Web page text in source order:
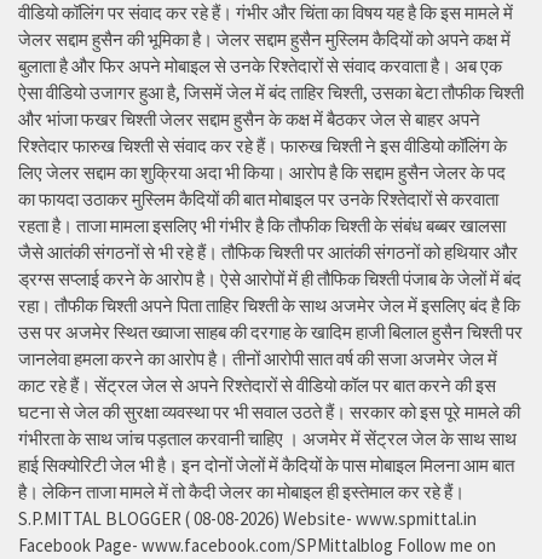
वीडियो कॉलिंग पर संवाद कर रहे हैं। गंभीर और चिंता का विषय यह है कि इस मामले में
जेलर सद्दाम हुसैन की भूमिका है। जेलर सद्दाम हुसैन मुस्लिम कैदियों को अपने कक्ष में
बुलाता है और फिर अपने मोबाइल से उनके रिश्तेदारों से संवाद करवाता है। अब एक
ऐसा वीडियो उजागर हुआ है, जिसमें जेल में बंद ताहिर चिश्ती, उसका बेटा तौफीक चिश्ती
और भांजा फखर चिश्ती जेलर सद्दाम हुसैन के कक्ष में बैठकर जेल से बाहर अपने
रिश्तेदार फारुख चिश्ती से संवाद कर रहे हैं। फारुख चिश्ती ने इस वीडियो कॉलिंग के
लिए जेलर सद्दाम का शुक्रिया अदा भी किया। आरोप है कि सद्दाम हुसैन जेलर के पद
का फायदा उठाकर मुस्लिम कैदियों की बात मोबाइल पर उनके रिश्तेदारों से करवाता
रहता है। ताजा मामला इसलिए भी गंभीर है कि तौफीक चिश्ती के संबंध बब्बर खालसा
जैसे आतंकी संगठनों से भी रहे हैं। तौफिक चिश्ती पर आतंकी संगठनों को हथियार और
ड्रग्स सप्लाई करने के आरोप है। ऐसे आरोपों में ही तौफिक चिश्ती पंजाब के जेलों में बंद
रहा। तौफीक चिश्ती अपने पिता ताहिर चिश्ती के साथ अजमेर जेल में इसलिए बंद है कि
उस पर अजमेर स्थित ख्वाजा साहब की दरगाह के खादिम हाजी बिलाल हुसैन चिश्ती पर
जानलेवा हमला करने का आरोप है। तीनों आरोपी सात वर्ष की सजा अजमेर जेल में
काट रहे हैं। सेंट्रल जेल से अपने रिश्तेदारों से वीडियो कॉल पर बात करने की इस
घटना से जेल की सुरक्षा व्यवस्था पर भी सवाल उठते हैं। सरकार को इस पूरे मामले की
गंभीरता के साथ जांच पड़ताल करवानी चाहिए । अजमेर में सेंट्रल जेल के साथ साथ
हाई सिक्योरिटी जेल भी है। इन दोनों जेलों में कैदियों के पास मोबाइल मिलना आम बात
है। लेकिन ताजा मामले में तो कैदी जेलर का मोबाइल ही इस्तेमाल कर रहे हैं।
S.P.MITTAL BLOGGER ( 08-08-2026) Website- www.spmittal.in
Facebook Page- www.facebook.com/SPMittalblog Follow me on